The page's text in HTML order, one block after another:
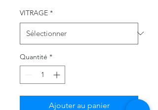
VITRAGE *
Quantité *
Ajouter au panier